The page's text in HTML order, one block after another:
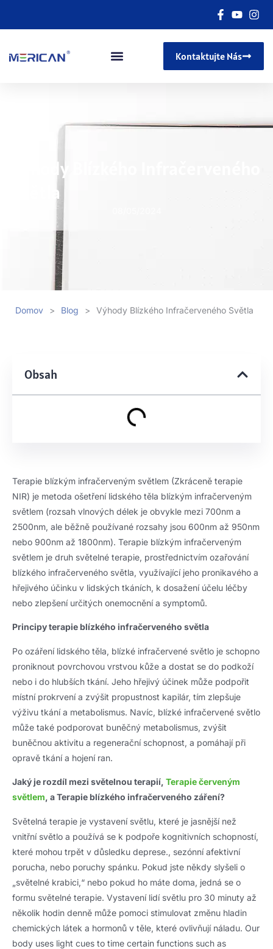
Kontaktujte Nás
Výhody Blízkého Infračerveného
Světla
Domov > Blog > Výhody Blízkého Infračerveného Světla
Obsah
Terapie blízkým infračerveným světlem (Zkráceně terapie
NIR) je metoda ošetření lidského těla blízkým infračerveným
světlem (rozsah vlnových délek je obvykle mezi 700nm a
2500nm, ale běžně používané rozsahy jsou 600nm až 950nm
nebo 900nm až 1800nm). Terapie blízkým infračerveným
světlem je druh světelné terapie, prostřednictvím ozařování
blízkého infračerveného světla, využívající jeho pronikavého a
hřejivého účinku v lidských tkáních, k dosažení účelu léčby
nebo zlepšení určitých onemocnění a symptomů.
Principy terapie blízkého infračerveného světla
Po ozáření lidského těla, blízké infračervené světlo je schopno
proniknout povrchovou vrstvou kůže a dostat se do podkoží
nebo i do hlubších tkání. Jeho hřejivý účinek může podpořit
místní prokrvení a zvýšit propustnost kapilár, tím zlepšuje
výživu tkání a metabolismus. Navíc, blízké infračervené světlo
může také podporovat buněčný metabolismus, zvýšit
buněčnou aktivitu a regenerační schopnost, a pomáhají při
opravě tkání a hojení ran.
Jaký je rozdíl mezi světelnou terapií, Terapie červeným
světlem, a Terapie blízkého infračerveného záření?
Světelná terapie je vystavení světlu, které je jasnější než
vnitřní světlo a používá se k podpoře kognitivních schopností,
které mohou trpět v důsledku deprese., sezónní afektivní
porucha, nebo poruchy spánku. Pokud jste někdy slyšeli o
„světelné krabici,“ nebo pokud ho máte doma, jedná se o
formu světelné terapie. Vystavení lidí světlu pro 30 minuty až
několik hodin denně může pomoci stimulovat změnu hladin
chemických látek a hormonů v těle, které ovlivňují náladu. Our
body uses light cues to time certain functions such as